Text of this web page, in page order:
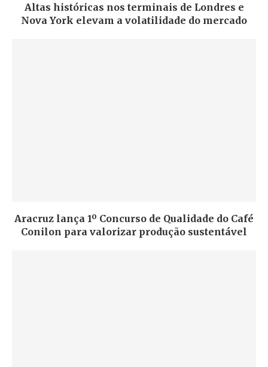
Altas históricas nos terminais de Londres e
Nova York elevam a volatilidade do mercado
Aracruz lança 1º Concurso de Qualidade do Café
Conilon para valorizar produção sustentável